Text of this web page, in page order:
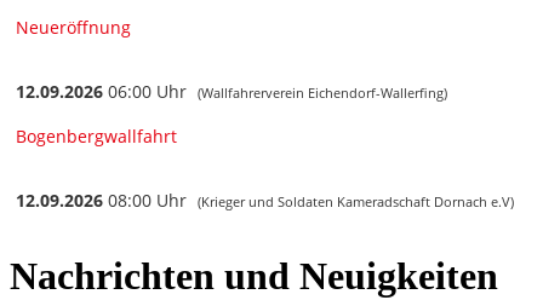
Nachrichten und Neuigkeiten